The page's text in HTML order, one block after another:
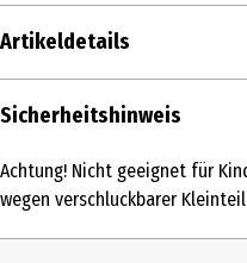
Artikeldetails
Inhalt
Produkttyp
Sicherheitshinweis
Achtung! Nicht geeignet für
wegen verschluckbarer